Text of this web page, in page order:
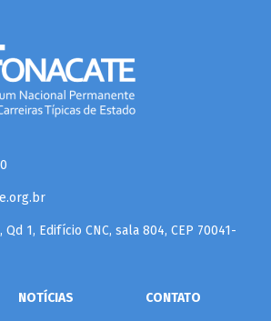
1, Edifício CNC, sala 804, CEP 70041-
NOTÍCIAS CONTATO